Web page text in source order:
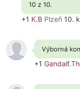
10 z 10.
+1 K.B Plzeň 10.
Výborná
+1